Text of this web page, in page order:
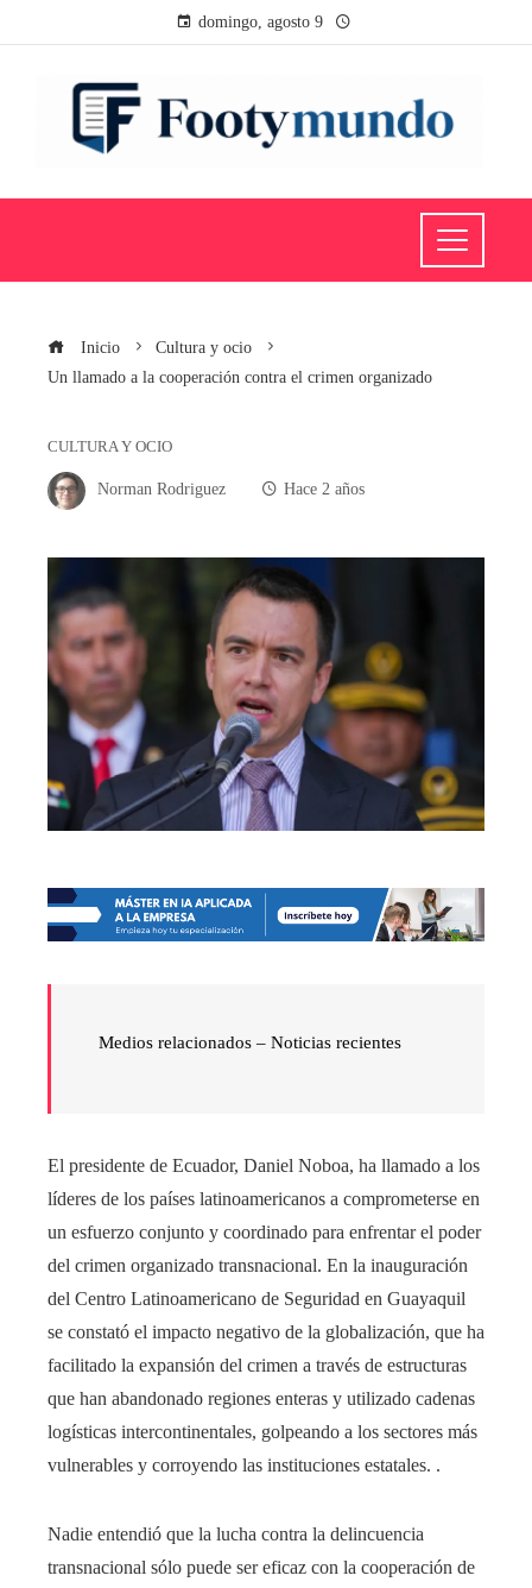
domingo, agosto 9
Inicio
Cultura y ocio
Un llamado a la cooperación contra el crimen organizado
CULTURA Y OCIO
Norman Rodriguez Hace 2 años
Medios relacionados – Noticias recientes
El presidente de Ecuador, Daniel Noboa, ha llamado a los
líderes de los países latinoamericanos a comprometerse en
un esfuerzo conjunto y coordinado para enfrentar el poder
del crimen organizado transnacional. En la inauguración
del Centro Latinoamericano de Seguridad en Guayaquil
se constató el impacto negativo de la globalización, que ha
facilitado la expansión del crimen a través de estructuras
que han abandonado regiones enteras y utilizado cadenas
logísticas intercontinentales, golpeando a los sectores más
vulnerables y corroyendo las instituciones estatales. .
Nadie entendió que la lucha contra la delincuencia
transnacional sólo puede ser eficaz con la cooperación de